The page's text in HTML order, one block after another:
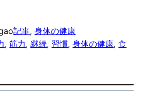
記事, 身体の健康
, 筋力, 継続, 習慣, 身体の健康, 食